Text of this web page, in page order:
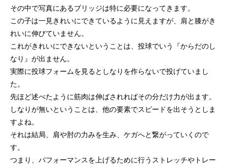
その中で写真にあるブリッジは特に必要になってきます。
この子は一見きれいにできているように見えますが、肩と膝がき
れいに伸びていません。
これがきれいにできないということは、投球でいう『からだのし
なり』が出ません。
実際に投球フォームを見るとしなりを作らないで投げていまし
た。
先ほど述べたように筋肉は伸ばされればその分だけ力が出ます。
しなりが無いということは、他の要素でスピードを出そうとしま
すよね。
それは結局、肩や肘の力みを生み、ケガへと繋がっていくので
す。
つまり、パフォーマンスを上げるために行うストレッチやトレー